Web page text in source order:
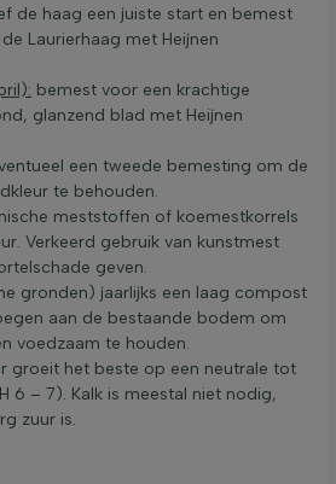
de haag een juiste start en bemest
Laurierhaag met Heijnen
bemest voor een krachtige
glanzend blad met Heijnen
een tweede bemesting om de
te behouden.
meststoffen of koemestkorrels
Verkeerd gebruik van kunstmest
geven.
gronden) jaarlijks een laag compost
aan de bestaande bodem om
voedzaam te houden.
groeit het beste op een neutrale tot
6 – 7). Kalk is meestal niet nodig,
zuur is.